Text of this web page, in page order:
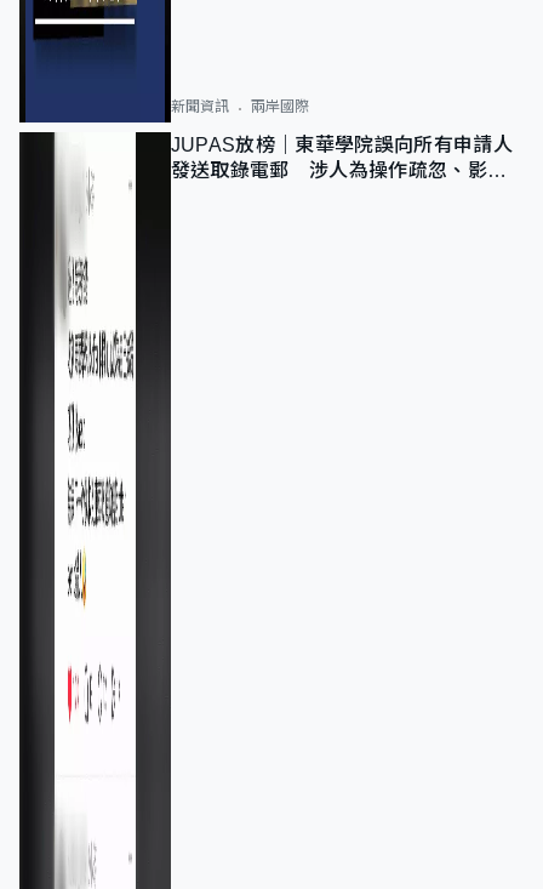
新聞資訊 兩岸國際
JUPAS放榜｜東華學院誤向所有申請人
發送取錄電郵 涉人為操作疏忽、影響